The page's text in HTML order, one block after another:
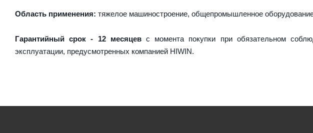
Область применения: тяжелое машиностроение, общепромышленное
Гарантийный срок - 12 месяцевс момента покупки при обязательном
эксплуатации, предусмотренных компанией HIWIN.